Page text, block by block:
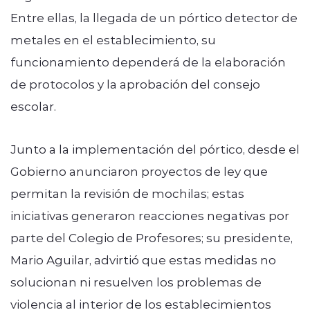
Entre ellas, la llegada de un pórtico detector de
metales en el establecimiento, su
funcionamiento dependerá de la elaboración
de protocolos y la aprobación del consejo
escolar.
Junto a la implementación del pórtico, desde el
Gobierno anunciaron proyectos de ley que
permitan la revisión de mochilas; estas
iniciativas generaron reacciones negativas por
parte del Colegio de Profesores; su presidente,
Mario Aguilar, advirtió que estas medidas no
solucionan ni resuelven los problemas de
violencia al interior de los establecimientos